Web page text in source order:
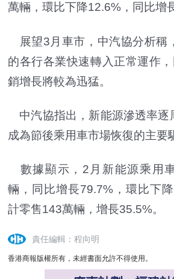
萬輛，環比下降12.6%，同比增
展望3月車市，中汽協分析稱
的各行各業快速轉入正常運作
銷增長將較為迅猛。
中汽協指出，新能源滲透率逐
成為節後乘用車市場恢復的主要
數據顯示，2月新能源乘用
輛，同比增長79.7%，環比下
計零售143萬輛，增長35.5%。
責任編輯：程向明
香港商報版權所有，未經書面允許不得使用。